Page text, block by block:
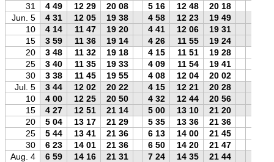
31
4 49 12 29 20 08 5 16 12 48 20 18
Jun. 5
4 31 12 05 19 38 4 58 12 23 19 49
10
4 14 11 47 19 20 4 41 12 06 19 31
15
3 59 11 36 19 14 4 26 11 55 19 24
20
3 48 11 32 19 18 4 15 11 51 19 28
25
3 40 11 35 19 33 4 09 11 54 19 41
30
3 38 11 45 19 55 4 08 12 04 20 02
Jul. 5
3 44 12 02 20 22 4 15 12 21 20 28
10
4 00 12 25 20 50 4 32 12 44 20 56
15
4 27 12 51 21 14 5 00 13 10 21 20
20
5 04 13 17 21 29 5 35 13 36 21 36
25
5 44 13 41 21 36 6 13 14 00 21 45
30
6 23 14 01 21 36 6 50 14 20 21 47
Aug. 4
6 59 14 16 21 31 7 24 14 35 21 44